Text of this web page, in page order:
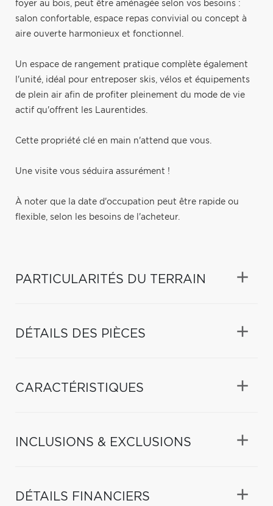
foyer au bois, peut être aménagée selon vos besoins :
salon confortable, espace repas convivial ou concept à
aire ouverte harmonieux et fonctionnel.
Un espace de rangement pratique complète également
l'unité, idéal pour entreposer skis, vélos et équipements
de plein air afin de profiter pleinement du mode de vie
actif qu'offrent les Laurentides.
Cette propriété clé en main n'attend que vous.
Une visite vous séduira assurément !
À noter que la date d'occupation peut être rapide ou
flexible, selon les besoins de l'acheteur.
PARTICULARITÉS DU TERRAIN
DÉTAILS DES PIÈCES
CARACTÉRISTIQUES
INCLUSIONS & EXCLUSIONS
DÉTAILS FINANCIERS